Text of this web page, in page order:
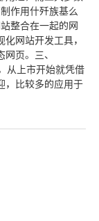
作用什歼族基么
整合在一起的网
网站开发工具，
页。三、
从上市开始就凭借
，比较多的应用于